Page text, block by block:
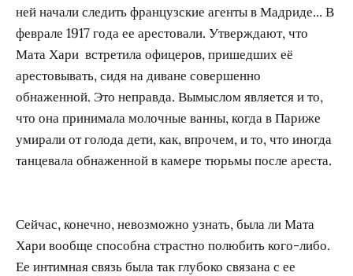
ней начали следить французские агенты в Мадриде... В
феврале 1917 года ее арестовали. Утверждают, что
Мата Хари встретила офицеров, пришедших её
арестовывать, сидя на диване совершенно
обнаженной. Это неправда. Вымыслом является и то,
что она принимала молочные ванны, когда в Париже
умирали от голода дети, как, впрочем, и то, что иногда
танцевала обнаженной в камере тюрьмы после ареста.
Сейчас, конечно, невозможно узнать, была ли Мата
Хари вообще способна страстно полюбить кого-либо.
Ее интимная связь была так глубоко связана с ее